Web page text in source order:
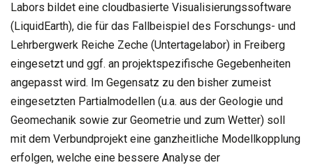
Labors bildet eine cloudbasierte Visualisierungssoftware
(LiquidEarth), die für das Fallbeispiel des Forschungs- und
Lehrbergwerk Reiche Zeche (Untertagelabor) in Freiberg
eingesetzt und ggf. an projektspezifische Gegebenheiten
angepasst wird. Im Gegensatz zu den bisher zumeist
eingesetzten Partialmodellen (u.a. aus der Geologie und
Geomechanik sowie zur Geometrie und zum Wetter) soll
mit dem Verbundprojekt eine ganzheitliche Modellkopplung
erfolgen, welche eine bessere Analyse der